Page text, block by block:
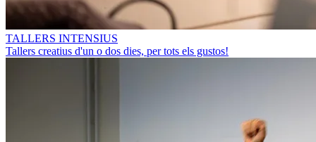
TALLERS INTENSIUS
Tallers creatius d'un o dos dies, per tots els gustos!